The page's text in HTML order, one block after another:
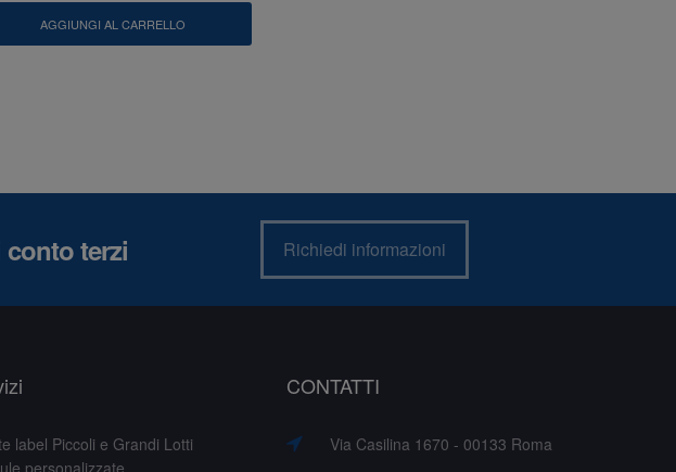
AGGIUNGI AL CARRELLO
terzi Richiedi informazioni
label Piccoli e Grandi Lotti
personalizzate
CONTATTI
Via Casilina 1670 - 00133 Roma